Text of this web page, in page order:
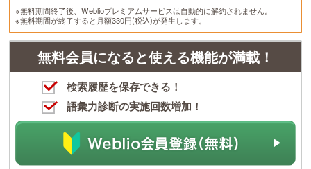
※無料期間終了後、Weblioプレミアムサービスは自動的に解約されません。
※無料期間が終了すると月額330円(税込)が発生します。
無料会員になると使える機能が満載！
検索履歴を保存できる！
語彙力診断の実施回数増加！